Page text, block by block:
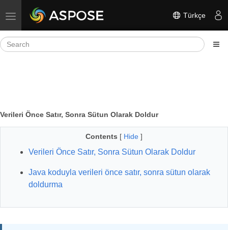
Toggle navigation Türkçe
Verileri Önce Satır, Sonra Sütun Olarak Doldur
Contents [ Hide ]
Verileri Önce Satır, Sonra Sütun Olarak Doldur
Java koduyla verileri önce satır, sonra sütun olarak
doldurma